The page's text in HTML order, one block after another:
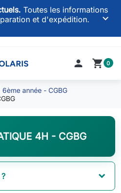
Toutes les informations
et d'expédition.
keyboard_arrow_down
 shopping_cart 0
6ème année - CGBG
4H - CGBG